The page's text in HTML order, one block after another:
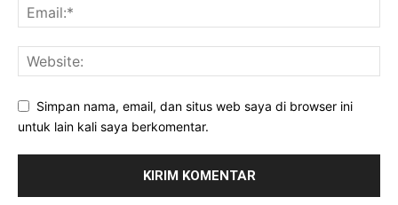
Simpan nama, email, dan situs web saya di browser ini
untuk lain kali saya berkomentar.